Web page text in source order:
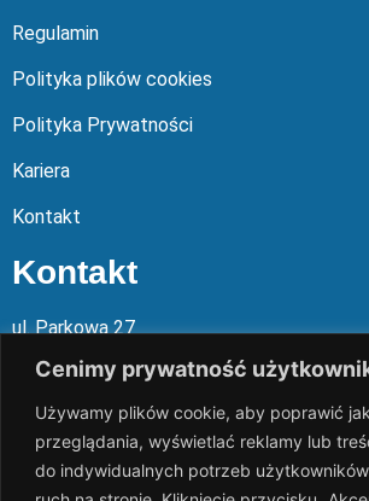
Cenimy prywatność
Używamy plików cookie, aby poprawić
przeglądania, wyświetlać reklamy lub
do indywidualnych potrzeb
Regulamin
Polityka plików cookies
Polityka Prywatności
Kariera
Kontakt
Kontakt
ul. Parkowa 27
05-120 Legionowo
Mail: slalp@slalp.com.pl
Telefon: 732 86 6 667 | 731 466 667